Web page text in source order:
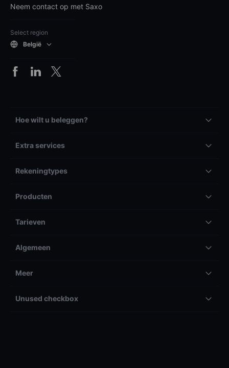
Neem contact op met Saxo
Select region
België
Hoe wilt u beleggen?
Extra services
Rekeningtypes
Producten
Tarieven
Algemeen
Meer
Unused checkbox